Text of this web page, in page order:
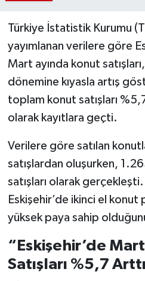
Türkiye İstatistik Kurumu
yayımlanan verilere göre
Mart ayında konut satışları,
dönemine kıyasla artış
toplam konut satışları
olarak kayıtlara geçti.
Verilere göre satılan
satışlardan oluşurken,
satışları olarak gerçekleşti.
Eskişehir’de ikinci el konut
yüksek paya sahip
“Eskişehir’de
Satışları %5,7